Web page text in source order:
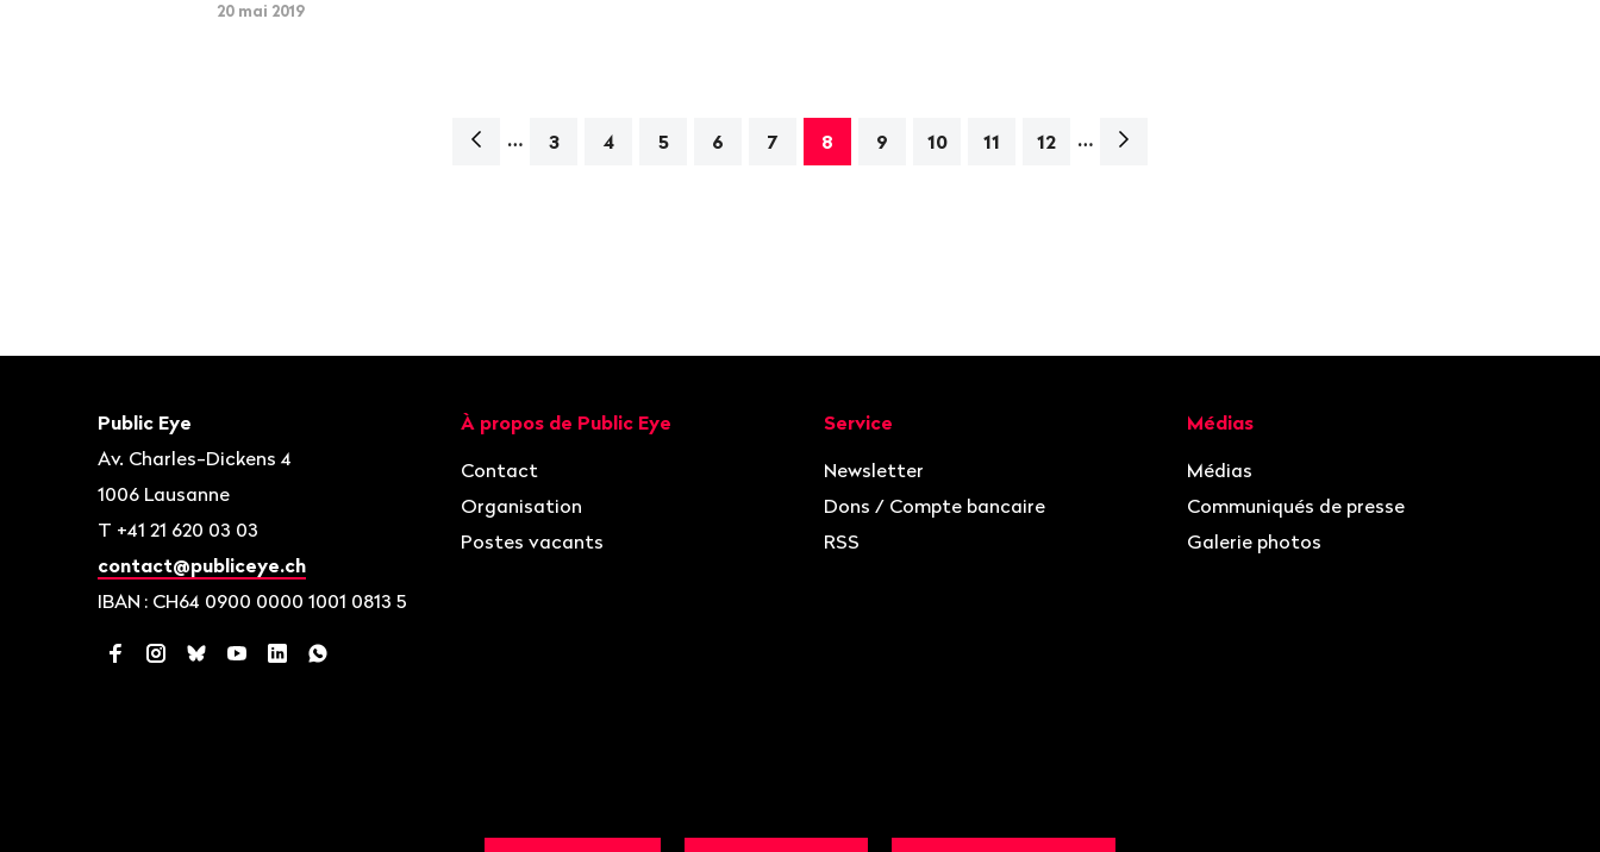
20 mai 2019
Navigation
… 3 4 5 6 7 8 9 10 11 12 …
Page
Contact
Public Eye
Av. Charles-Dickens 4
1006 Lausanne
T +41 21 620 03 03
contact@publiceye.ch
IBAN : CH64 0900 0000 1001 0813 5
FacebookInstagram
BlueskyYouTubeLinkedInWhatsApp
Navigation
À propos de Public Eye
Contact
Organisation
Postes vacants
Service
Newsletter
Dons / Compte bancaire
RSS
Médias
Médias
Communiqués de presse
Galerie photos